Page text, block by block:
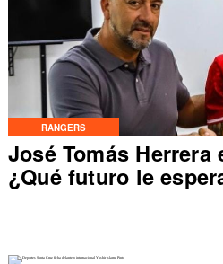
RANGERS
José Tomás Herrera
¿Qué futuro le